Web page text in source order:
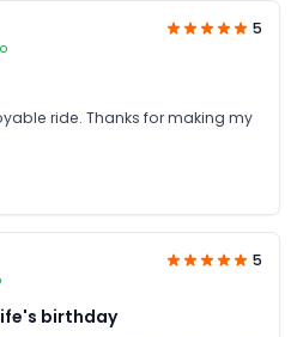
5
ride. Thanks for making my
5
birthday